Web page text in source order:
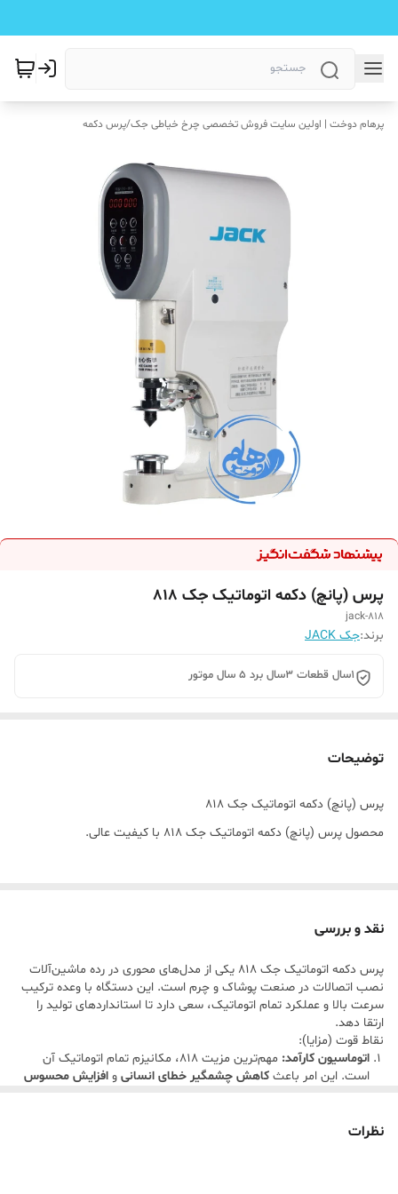
پرهام دوخت | اولین سایت فروش تخصصی چرخ خیاطی جک/پرس دکمه
پرس (پانچ) دکمه اتوماتیک جک 818
jack-818
برند:جک JACK
1سال قطعات 3سال برد 5 سال موتور
توضیحات
پرس (پانچ) دکمه اتوماتیک جک 818
محصول پرس (پانچ) دکمه اتوماتیک جک 818 با کیفیت عالی.
نقد و بررسی
پرس دکمه اتوماتیک جک 818 یکی از مدل‌های محوری در رده ماشین‌آلات
نصب اتصالات در صنعت پوشاک و چرم است. این دستگاه با وعده ترکیب
سرعت بالا و عملکرد تمام اتوماتیک، سعی دارد تا استانداردهای تولید را
ارتقا دهد.
نقاط قوت (مزایا):
اتوماسیون کارآمد:
مهم‌ترین مزیت 818، مکانیزم تمام اتوماتیک آن
است. این امر باعث کاهش چشمگیر خطای انسانی و افزایش محسوس
می‌دهد.
نظرات